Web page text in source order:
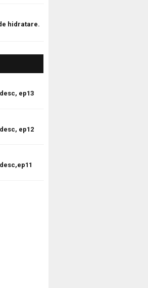
hidratare.
ep13
ep12